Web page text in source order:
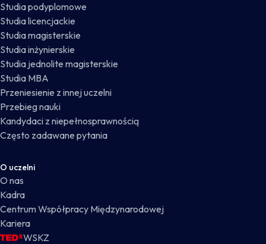
Studia podyplomowe
Studia licencjackie
Studia magisterskie
Studia inżynierskie
Studia jednolite magisterskie
Studia MBA
Przeniesienie z innej uczelni
Przebieg nauki
Kandydaci z niepełnosprawnością
Często zadawane pytania
O uczelni
O nas
Kadra
Centrum Współpracy Międzynarodowej
Kariera
WSKZ